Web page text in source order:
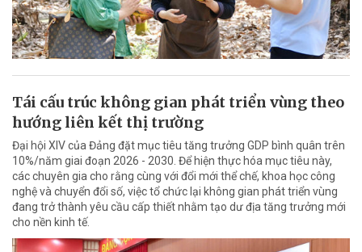
Tái cấu trúc không gian phát triển vùng theo
hướng liên kết thị trường
Đại hội XIV của Đảng đặt mục tiêu tăng trưởng GDP bình quân trên
10%/năm giai đoạn 2026 - 2030. Để hiện thực hóa mục tiêu này,
các chuyên gia cho rằng cùng với đổi mới thể chế, khoa học công
nghệ và chuyển đổi số, việc tổ chức lại không gian phát triển vùng
đang trở thành yêu cầu cấp thiết nhằm tạo dư địa tăng trưởng mới
cho nền kinh tế.